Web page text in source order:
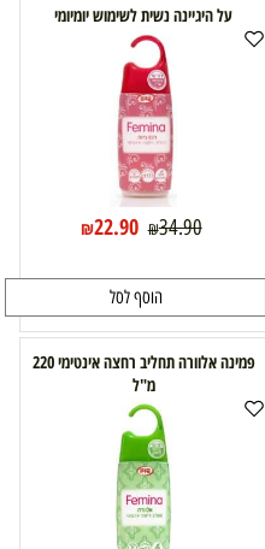
על היגיינה נשית לשימוש יומיומי
₪34.90
₪22.90
הוסף לסל
פמינה אלוורה תחליב רחצה אינטימי 220
מ"ל